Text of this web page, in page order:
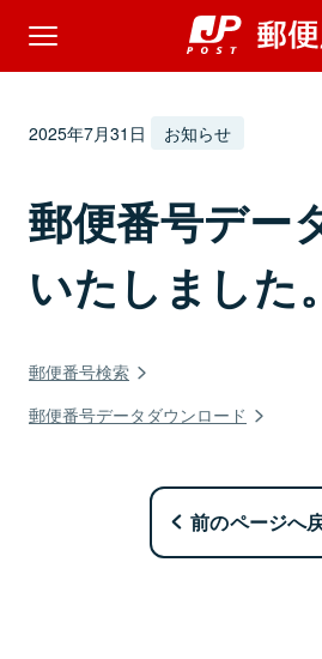
2025年7月31日 お知らせ
郵便番号デー
いたしました。
郵便番号検索
郵便番号データダウンロード
前のページへ